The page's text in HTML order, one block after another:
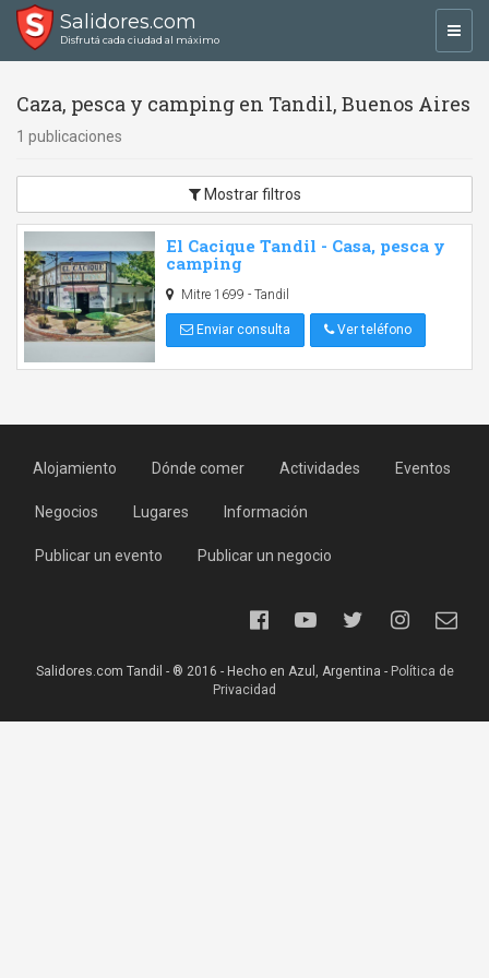
Salidores.com
Disfrutá cada ciudad al máximo
Caza, pesca y camping en Tandil, Buenos Aires
1 publicaciones
Mostrar filtros
El Cacique Tandil - Casa, pesca y
camping
Mitre 1699 - Tandil
Enviar consulta Ver teléfono
Alojamiento Dónde comer Actividades Eventos
Negocios Lugares Información
Publicar un evento Publicar un negocio
Salidores.com Tandil - ® 2016 - Hecho en Azul, Argentina - Política de
Privacidad